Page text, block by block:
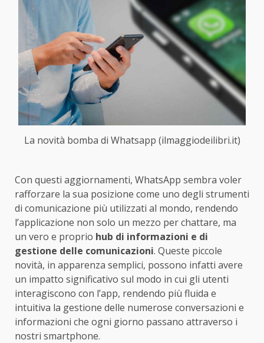
La novità bomba di Whatsapp (ilmaggiodeilibri.it)
Con questi aggiornamenti, WhatsApp sembra voler
rafforzare la sua posizione come uno degli strumenti
di comunicazione più utilizzati al mondo, rendendo
l’applicazione non solo un mezzo per chattare, ma
un vero e proprio hub di informazioni e di
gestione delle comunicazioni. Queste piccole
novità, in apparenza semplici, possono infatti avere
un impatto significativo sul modo in cui gli utenti
interagiscono con l’app, rendendo più fluida e
intuitiva la gestione delle numerose conversazioni e
informazioni che ogni giorno passano attraverso i
nostri smartphone.